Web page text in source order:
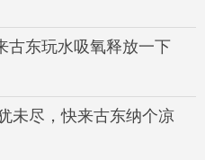
古东玩水吸氧释放一下
未尽，快来古东纳个凉